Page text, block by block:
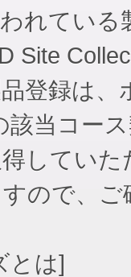
れてい
Site
登録は
該当コー
してい
ので、
とは]